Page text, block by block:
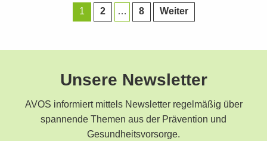
1 2 … 8 Weiter
Unsere Newsletter
AVOS informiert mittels Newsletter regelmäßig über
spannende Themen aus der Prävention und
Gesundheitsvorsorge.